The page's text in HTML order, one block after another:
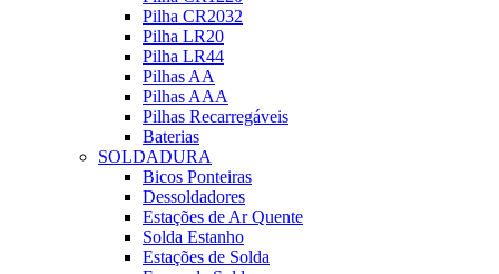
Pilha CR2032
Pilha LR20
Pilha LR44
Pilhas AA
Pilhas AAA
Pilhas Recarregáveis
Baterias
SOLDADURA
Bicos Ponteiras
Dessoldadores
Estações de Ar Quente
Solda Estanho
Estações de Solda